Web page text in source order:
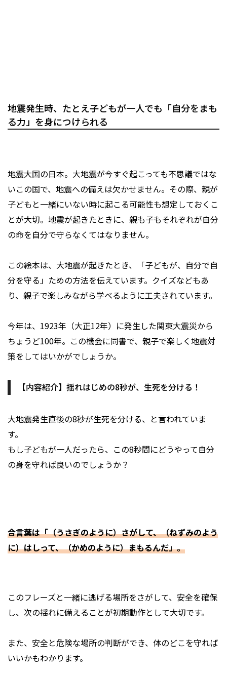
地震発生時、たとえ子どもが一人でも「自分をまも
る力」を身につけられる
地震大国の日本。大地震が今すぐ起こっても不思議ではな
いこの国で、地震への備えは欠かせません。その際、親が
子どもと一緒にいない時に起こる可能性も想定しておくこ
とが大切。地震が起きたときに、親も子もそれぞれが自分
の命を自分で守らなくてはなりません。
この絵本は、大地震が起きたとき、「子どもが、自分で自
分を守る」ための方法を伝えています。クイズなどもあ
り、親子で楽しみながら学べるように工夫されています。
今年は、1923年（大正12年）に発生した関東大震災から
ちょうど100年。この機会に同書で、親子で楽しく地震対
策をしてはいかがでしょうか。
【内容紹介】揺れはじめの8秒が、生死を分ける！
大地震発生直後の8秒が生死を分ける、と言われていま
す。
もし子どもが一人だったら、この8秒間にどうやって自分
の身を守れば良いのでしょうか？
合言葉は「（うさぎのように）さがして、（ねずみのよう
に）はしって、（かめのように）まもるんだ」。
このフレーズと一緒に逃げる場所をさがして、安全を確保
し、次の揺れに備えることが初期動作として大切です。
また、安全と危険な場所の判断ができ、体のどこを守れば
いいかもわかります。